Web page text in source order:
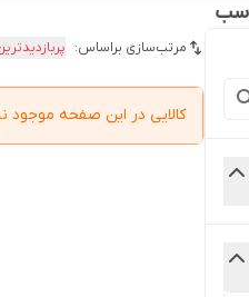
مرتب‌سازی براساس:
کالایی در این صفحه موجود